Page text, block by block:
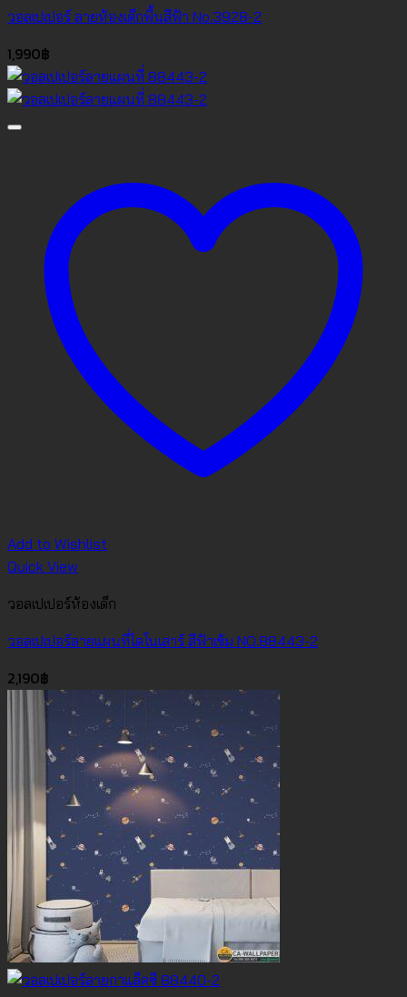
วอลเปเปอร์ ลายห้องเด็กพื้นสีฟ้า No.3928-2
1,990฿
Add to Wishlist
Quick View
วอลเปเปอร์ห้องเด็ก
วอลเปเปอร์ลายแผนที่ไดโนเสาร์ สีฟ้าเข้ม NO.88443-2
2,190฿